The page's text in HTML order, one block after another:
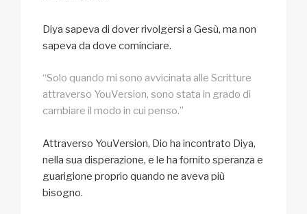
Diya sapeva di dover rivolgersi a Gesù, ma non
sapeva da dove cominciare.
“Solo quando mi sono avvicinata alle Scritture
attraverso YouVersion, sono stata in grado di
cambiare il modo in cui penso.”
Attraverso YouVersion, Dio ha incontrato Diya,
nella sua disperazione, e le ha fornito speranza e
guarigione proprio quando ne aveva più
bisogno.